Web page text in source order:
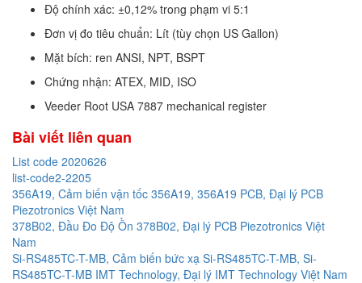
Độ chính xác: ±0,12% trong phạm vi 5:1
Đơn vị đo tiêu chuẩn: Lít (tùy chọn US Gallon)
Mặt bích: ren ANSI, NPT, BSPT
Chứng nhận: ATEX, MID, ISO
Veeder Root USA 7887 mechanical register
Bài viết liên quan
List code 2020626
list-code2-2205
356A19, Cảm biến vận tốc 356A19, 356A19 PCB, Đại lý PCB
Piezotronics Việt Nam
378B02, Đầu Đo Độ Ồn 378B02, Đại lý PCB Piezotronics Việt
Nam
Si-RS485TC-T-MB, Cảm biến bức xạ Si-RS485TC-T-MB, Si-
RS485TC-T-MB IMT Technology, Đại lý IMT Technology Việt Nam